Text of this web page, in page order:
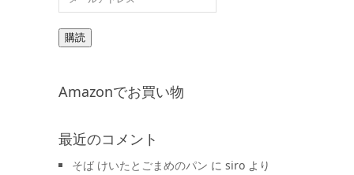
購読
Amazonでお買い物
最近のコメント
そば けいたとごまめのパン に siro より